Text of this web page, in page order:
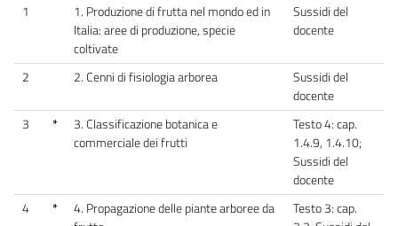
1
1. Produzione di frutta nel mondo ed in
Italia: aree di produzione, specie
coltivate
Sussidi del
docente
2 2. Cenni di fisiologia arborea
Sussidi del
docente
3
*
3. Classificazione botanica e
commerciale dei frutti
Testo 4: cap.
1.4.9, 1.4.10;
Sussidi del
docente
4
*
4. Propagazione delle piante arboree da
Testo 3: cap.